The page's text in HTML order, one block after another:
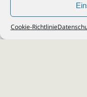
Cookie-Richtlinie
© 2026Steuerberater